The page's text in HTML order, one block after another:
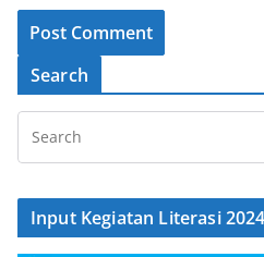
Search
Input Kegiatan Literasi